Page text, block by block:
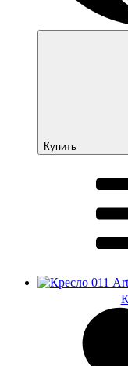
Купить